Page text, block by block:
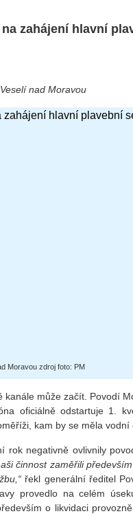
zahájení hlavní
nad Moravou
Moravou zdroj foto: PM
kanále může začít. Povodí
oficiálně odstartuje 1.
kam by se měla vodní
rok negativně ovlivnily
činnost zaměřili
řekl generální ředitel
provedlo na celém
o likvidaci